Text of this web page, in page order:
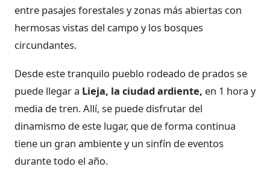
entre pasajes forestales y zonas más abiertas con
hermosas vistas del campo y los bosques
circundantes.
Desde este tranquilo pueblo rodeado de prados se
puede llegar a Lieja, la ciudad ardiente, en 1 hora y
media de tren. Allí, se puede disfrutar del
dinamismo de este lugar, que de forma continua
tiene un gran ambiente y un sinfín de eventos
durante todo el año.